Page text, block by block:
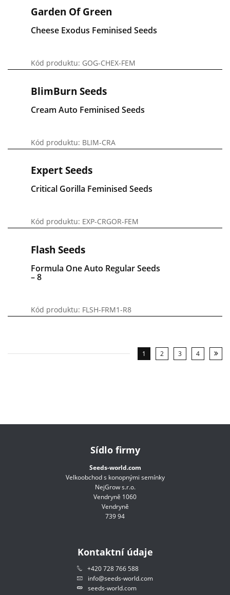
Garden Of Green
Cheese Exodus Feminised Seeds
Kód produktu: GOG-CHEX-FEM
BlimBurn Seeds
Cream Auto Feminised Seeds
Kód produktu: BLIM-CRA
Expert Seeds
Critical Gorilla Feminised Seeds
Kód produktu: EXP-CRGOR-FEM
Flash Seeds
Formula One Auto Regular Seeds
– 8
Kód produktu: FLSH-FRM1-R8
1 2 3 4
Sídlo firmy
Seeds-world.com
Velkoobchod s konopnými semínky
NejGrow s.r.o.
Vendryně 1060
Vendryně
739 94
Kontaktní údaje
+420 728 766 588
info@seeds-world.com
seeds-world.com